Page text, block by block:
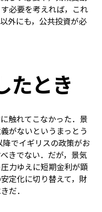
必要を考えれば，これ
外にも，公共投資が必
たとき
触れてこなかった．景
がないというまっとう
でイギリスの政策がお
きでない．だが，景気
力ゆえに短期金利が顕
定化に切り替えて，財
だ．